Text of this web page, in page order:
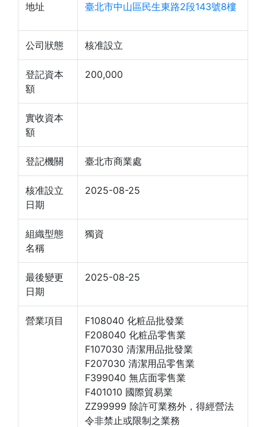
地址 臺北市中山區民生東路2段143號8樓
公司狀態 核准設立
登記資本
額
200,000
實收資本
額
登記機關 臺北市商業處
核准設立
日期
2025-08-25
組織型態
名稱
獨資
最後變更
日期
2025-08-25
營業項目
F108040 化粧品批發業
F208040 化粧品零售業
F107030 清潔用品批發業
F207030 清潔用品零售業
F399040 無店面零售業
F401010 國際貿易業
ZZ99999 除許可業務外，得經營法
令非禁止或限制之業務